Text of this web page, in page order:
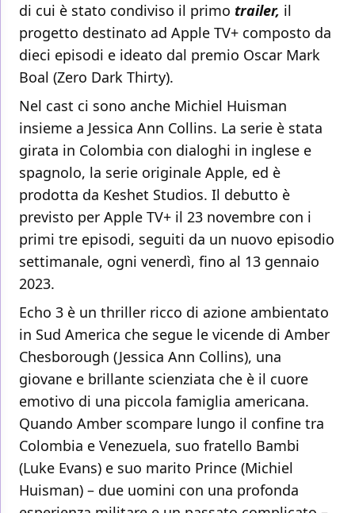
di cui è stato condiviso il primo trailer, il
progetto destinato ad Apple TV+ composto da
dieci episodi e ideato dal premio Oscar Mark
Boal (Zero Dark Thirty).
Nel cast ci sono anche Michiel Huisman
insieme a Jessica Ann Collins. La serie è stata
girata in Colombia con dialoghi in inglese e
spagnolo, la serie originale Apple, ed è
prodotta da Keshet Studios. Il debutto è
previsto per Apple TV+ il 23 novembre con i
primi tre episodi, seguiti da un nuovo episodio
settimanale, ogni venerdì, fino al 13 gennaio
2023.
Echo 3 è un thriller ricco di azione ambientato
in Sud America che segue le vicende di Amber
Chesborough (Jessica Ann Collins), una
giovane e brillante scienziata che è il cuore
emotivo di una piccola famiglia americana.
Quando Amber scompare lungo il confine tra
Colombia e Venezuela, suo fratello Bambi
(Luke Evans) e suo marito Prince (Michiel
Huisman) – due uomini con una profonda